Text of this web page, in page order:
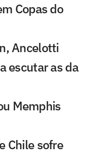
Copas do
Ancelotti
escutar as da
Memphis
Chile sofre